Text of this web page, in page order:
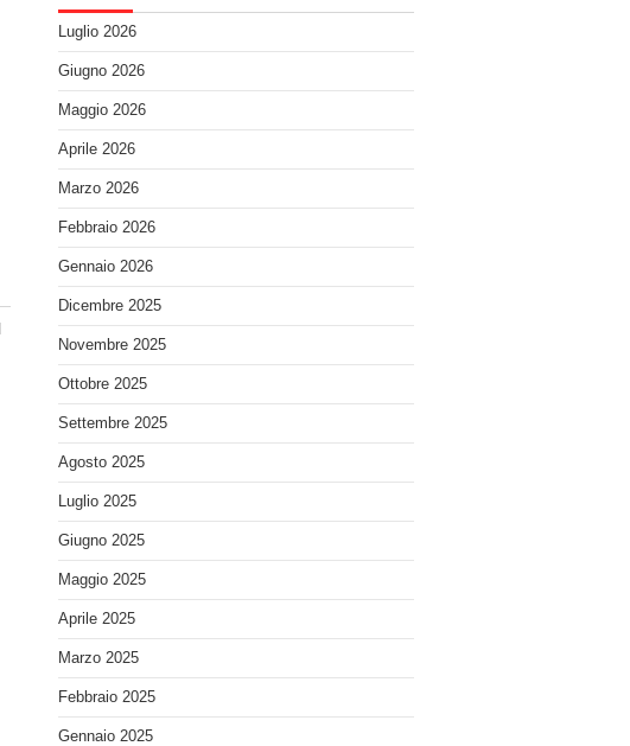
Luglio 2026
Giugno 2026
Maggio 2026
Aprile 2026
Marzo 2026
Febbraio 2026
Gennaio 2026
Dicembre 2025
Novembre 2025
Ottobre 2025
Settembre 2025
Agosto 2025
Luglio 2025
Giugno 2025
Maggio 2025
Aprile 2025
Marzo 2025
Febbraio 2025
Gennaio 2025